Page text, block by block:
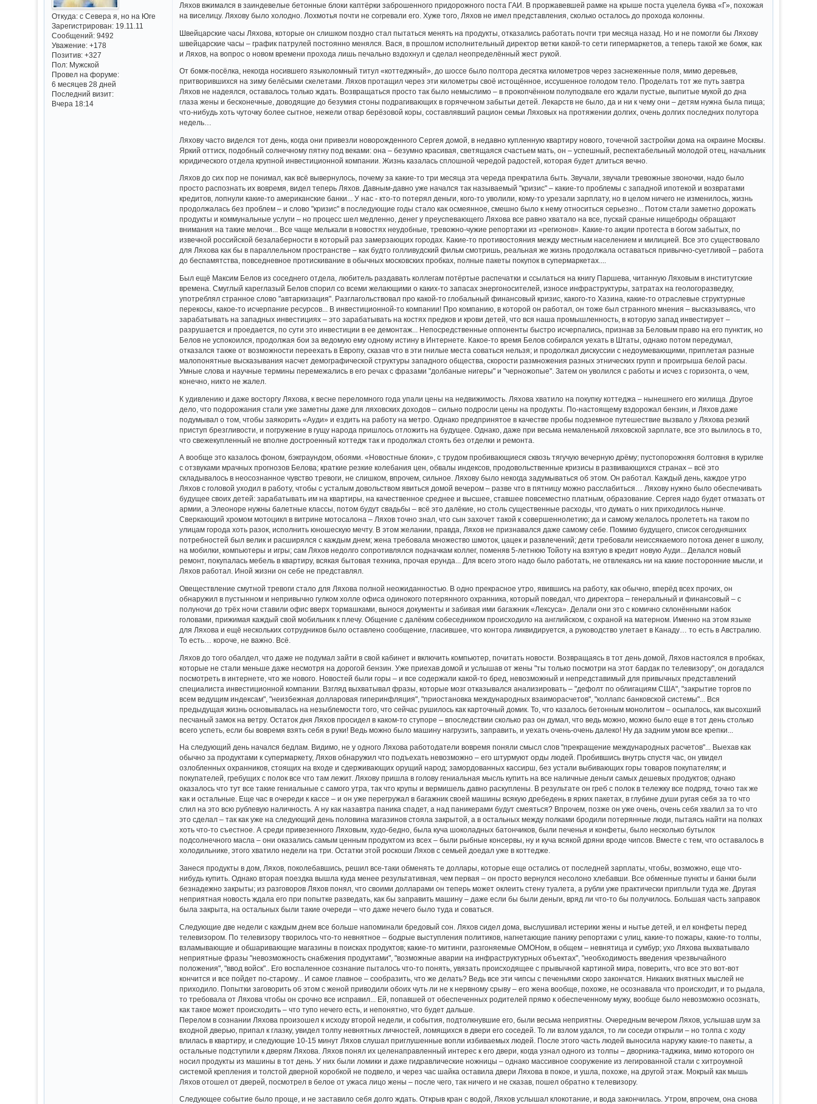
Откуда:с Севера я, но на Юге
Зарегистрирован: 19.11.11
Сообщений:9492
Уважение: +178
Позитив: +327
Пол:Мужской
Провел на форуме:
6 месяцев 28 дней
Последний визит:
Вчера 18:14
Ляхов вжимался в заиндевелые бетонные блоки каптёрки заброшенного придорожного поста ГАИ. В проржавевшей рамке на крыше поста уцелела буква «Г», похожая
на виселицу. Ляхову было холодно. Лохмотья почти не согревали его. Хуже того, Ляхов не имел представления, сколько осталось до прохода колонны.
Швейцарские часы Ляхова, которые он слишком поздно стал пытаться менять на продукты, отказались работать почти три месяца назад. Но и не помогли бы Ляхову
швейцарские часы – график патрулей постоянно менялся. Вася, в прошлом исполнительный директор ветки какой-то сети гипермаркетов, а теперь такой же бомж, как
и Ляхов, на вопрос о новом времени прохода лишь печально вздохнул и сделал неопределённый жест рукой.
От бомж-посёлка, некогда носившего языколомный титул «коттеджный», до шоссе было полтора десятка километров через заснеженные поля, мимо деревьев,
притворившихся на зиму белёсыми скелетами. Ляхов протащил через эти километры своё истощённое, иссушенное голодом тело. Проделать тот же путь завтра
Ляхов не надеялся, оставалось только ждать. Возвращаться просто так было немыслимо – в прокопчённом полуподвале его ждали пустые, выпитые мукой до дна
глаза жены и бесконечные, доводящие до безумия стоны подрагивающих в горячечном забытьи детей. Лекарств не было, да и ни к чему они – детям нужна была пища;
что-нибудь хоть чуточку более сытное, нежели отвар берёзовой коры, составлявший рацион семьи Ляховых на протяжении долгих, очень долгих последних полутора
недель…
Ляхову часто виделся тот день, когда они привезли новорожденного Сергея домой, в недавно купленную квартиру нового, точечной застройки дома на окраине Москвы.
Яркий оттиск, подобный солнечному пятну под веками: она – безумно красивая, светящаяся счастьем мать, он – успешный, респектабельный молодой отец, начальник
юридического отдела крупной инвестиционной компании. Жизнь казалась сплошной чередой радостей, которая будет длиться вечно.
Ляхов до сих пор не понимал, как всё вывернулось, почему за какие-то три месяца эта череда прекратила быть. Звучали, звучали тревожные звоночки, надо было
просто распознать их вовремя, видел теперь Ляхов. Давным-давно уже начался так называемый "кризис" – какие-то проблемы с западной ипотекой и возвратами
кредитов, лопнули какие-то американские банки... У нас - кто-то потерял деньги, кого-то уволили, кому-то урезали зарплату, но в целом ничего не изменилось, жизнь
продолжалась без проблем – и слово "кризис" в последующие годы стало как осмеянное, смешно было к нему относиться серьезно... Потом стали заметно дорожать
продукты и коммунальные услуги – но процесс шел медленно, денег у преуспевающего Ляхова все равно хватало на все, пускай сраные нищеброды обращают
внимания на такие мелочи... Все чаще мелькали в новостях неудобные, тревожно-чужие репортажи из «регионов». Какие-то акции протеста в богом забытых, по
извечной российской безалаберности в который раз замерзающих городах. Какие-то противостояния между местным населением и милицией. Все это существовало
для Ляхова как бы в параллельном пространстве – как будто голливудский фильм смотришь, реальная же жизнь продолжала оставаться привычно-суетливой – работа
до беспамятства, повседневное протискивание в обычных московских пробках, полные пакеты покупок в супермаркетах....
Был ещё Максим Белов из соседнего отдела, любитель раздавать коллегам потёртые распечатки и ссылаться на книгу Паршева, читанную Ляховым в институтские
времена. Смуглый кареглазый Белов спорил со всеми желающими о каких-то запасах энергоносителей, износе инфраструктуры, затратах на геологоразведку,
употреблял странное слово "автаркизация". Разглагольствовал про какой-то глобальный финансовый кризис, какого-то Хазина, какие-то отраслевые структурные
перекосы, какое-то исчерпание ресурсов... В инвестиционной-то компании! Про компанию, в которой он работал, он тоже был странного мнения – высказываясь, что
зарабатывать на западных инвестициях – это зарабатывать на костях предков и крови детей, что вся наша промышленность, в которую запад инвестирует –
разрушается и проедается, по сути это инвестиции в ее демонтаж... Непосредственные оппоненты быстро исчерпались, признав за Беловым право на его пунктик, но
Белов не успокоился, продолжая бои за ведомую ему одному истину в Интернете. Какое-то время Белов собирался уехать в Штаты, однако потом передумал,
отказался также от возможности переехать в Европу, сказав что в эти гнилые места соваться нельзя; и продолжал дискуссии с недоумевающими, приплетая разные
малопонятные высказывания насчет демографической структуры западного общества, скорости размножения разных этнических групп и проигрыша белой расы.
Умные слова и научные термины перемежались в его речах с фразами "долбаные нигеры" и "черножопые". Затем он уволился с работы и исчез с горизонта, о чем,
конечно, никто не жалел.
К удивлению и даже восторгу Ляхова, к весне переломного года упали цены на недвижимость. Ляхова хватило на покупку коттеджа – нынешнего его жилища. Другое
дело, что подорожания стали уже заметны даже для ляховских доходов – сильно подросли цены на продукты. По-настоящему вздорожал бензин, и Ляхов даже
подумывал о том, чтобы заякорить «Ауди» и ездить на работу на метро. Однако предпринятое в качестве пробы подземное путешествие вызвало у Ляхова резкий
приступ брезгливости, и погружение в гущу народа пришлось отложить на будущее. Однако, даже при весьма немаленькой ляховской зарплате, все это вылилось в то,
что свежекупленный не вполне достроенный коттедж так и продолжал стоять без отделки и ремонта.
А вообще это казалось фоном, бэкграундом, обоями. «Новостные блоки», с трудом пробивающиеся сквозь тягучую вечерную дрёму; пустопорожняя болтовня в курилке
с отзвуками мрачных прогнозов Белова; краткие резкие колебания цен, обвалы индексов, продовольственные кризисы в развивающихся странах – всё это
складывалось в неосознанное чувство тревоги, не слишком, впрочем, сильное. Ляхову было некогда задумываться об этом. Он работал. Каждый день, каждое утро
Ляхов с головой уходил в работу, чтобы с усталым довольством явиться домой вечером – разве что в пятницу можно расслабиться… Ляхову нужно было обеспечивать
будущее своих детей: зарабатывать им на квартиры, на качественное среднее и высшее, ставшее повсеместно платным, образование. Сергея надо будет отмазать от
армии, а Элеоноре нужны балетные классы, потом будут свадьбы – всё это далёкие, но столь существенные расходы, что думать о них приходилось нынче.
Сверкающий хромом мотоцикл в витрине мотосалона – Ляхов точно знал, что сын захочет такой к совершеннолетию; да и самому желалось пролететь на таком по
улицам города хоть разок, исполнить юношескую мечту. В этом желании, правда, Ляхов не признавался даже самому себе. Помимо будущего, список сегодняшних
потребностей был велик и расширялся с каждым днем; жена требовала множество шмоток, цацек и развлечений; дети требовали неиссякаемого потока денег в школу,
на мобилки, компьютеры и игры; сам Ляхов недолго сопротивлялся подначкам коллег, поменяв 5-летнюю Тойоту на взятую в кредит новую Ауди... Делался новый
ремонт, покупалась мебель в квартиру, всякая бытовая техника, прочая ерунда... Для всего этого надо было работать, не отвлекаясь ни на какие посторонние мысли, и
Ляхов работал. Иной жизни он себе не представлял.
Овеществление смутной тревоги стало для Ляхова полной неожиданностью. В одно прекрасное утро, явившись на работу, как обычно, вперёд всех прочих, он
обнаружил в пустынном и непривычно гулком холле офиса одинокого потерянного охранника, который поведал, что директора – генеральный и финансовый – с
полуночи до трёх ночи ставили офис вверх тормашками, вынося документы и забивая ими багажник «Лексуса». Делали они это с комично склонёнными набок
головами, прижимая каждый свой мобильник к плечу. Общение с далёким собеседником происходило на английском, с охраной на матерном. Именно на этом языке
для Ляхова и ещё нескольких сотрудников было оставлено сообщение, гласившее, что контора ликвидируется, а руководство улетает в Канаду… то есть в Австралию.
То есть… короче, не важно. Всё.
Ляхов до того обалдел, что даже не подумал зайти в свой кабинет и включить компьютер, почитать новости. Возвращаясь в тот день домой, Ляхов настоялся в пробках,
которые не стали меньше даже несмотря на дорогой бензин. Уже приехав домой и услышав от жены "ты только посмотри на этот бардак по телевизору", он догадался
посмотреть в интернете, что же нового. Новостей были горы – и все содержали какой-то бред, невозможный и непредставимый для привычных представлений
специалиста инвестиционной компании. Взгляд выхватывал фразы, которые мозг отказывался анализировать – "дефолт по облигациям США", "закрытие торгов по
всем ведущим индексам", "неизбежная долларовая гиперинфляция", "приостановка международных взаиморасчетов", "коллапс банковской системы"... Вся
предыдущая жизнь основывалась на незыблемости того, что сейчас рушилось как карточный домик. То, что казалось бетонным монолитом – осыпалось, как высохший
песчаный замок на ветру. Остаток дня Ляхов просидел в каком-то ступоре – впоследствии сколько раз он думал, что ведь можно, можно было еще в тот день столько
всего успеть, если бы вовремя взять себя в руки! Ведь можно было машину нагрузить, заправить, и уехать очень-очень далеко! Ну да задним умом все крепки...
На следующий день начался бедлам. Видимо, не у одного Ляхова работодатели вовремя поняли смысл слов "прекращение международных расчетов"... Выехав как
обычно за продуктами к супермаркету, Ляхов обнаружил что подъехать невозможно – его штурмуют орды людей. Пробившись внутрь спустя час, он увидел
озлобленных охранников, стоящих на входе и сдерживающих орущий народ; замордованных кассирш, без устали выбивающих горы товаров покупателям; и
покупателей, гребущих с полок все что там лежит. Ляхову пришла в голову гениальная мысль купить на все наличные деньги самых дешевых продуктов; однако
оказалось что тут все такие гениальные с самого утра, так что крупы и вермишель давно раскуплены. В результате он греб с полок в тележку все подряд, точно так же
как и остальные. Еще час в очереди к кассе – и он уже перегружал в багажник своей машины всякую дребедень в ярких пакетах, в глубине души ругая себя за то что
слил на это всю рублевую наличность. А ну как назавтра паника спадет, а над паникерами будут смеяться? Впрочем, позже он уже очень, очень себя хвалил за то что
это сделал – так как уже на следующий день половина магазинов стояла закрытой, а в остальных между полками бродили потерянные люди, пытаясь найти на полках
хоть что-то съестное. А среди привезенного Ляховым, худо-бедно, была куча шоколадных батончиков, были печенья и конфеты, было несколько бутылок
подсолнечного масла – они оказались самым ценным продуктом из всех – были рыбные консервы, ну и куча всякой дряни вроде чипсов. Вместе с тем, что оставалось в
холодильнике, этого хватило недели на три. Остатки этой роскоши Ляхов с семьей доедал уже в коттедже.
Занеся продукты в дом, Ляхов, поколебавшись, решил все-таки обменять те доллары, которые еще остались от последней зарплаты, чтобы, возможно, еще что-
нибудь купить. Однако вторая поездка вышла куда менее результативная, чем первая – он просто вернулся несолоно хлебавши. Все обменные пункты и банки были
безнадежно закрыты; из разговоров Ляхов понял, что своими долларами он теперь может оклеить стену туалета, а рубли уже практически приплыли туда же. Другая
неприятная новость ждала его при попытке разведать, как бы заправить машину – даже если бы были деньги, вряд ли что-то бы получилось. Большая часть заправок
была закрыта, на остальных были такие очереди – что даже нечего было туда и соваться.
Следующие две недели с каждым днем все больше напоминали бредовый сон. Ляхов сидел дома, выслушивал истерики жены и нытье детей, и ел конфеты перед
телевизором. По телевизору творилось что-то невнятное – бодрые выступления политиков, нагнетающие панику репортажи с улиц, какие-то пожары, какие-то толпы,
взламывающие и обшаривающие магазины в поисках продуктов; какие-то митинги, разгоняемые ОМОНом, в общем – невнятица и сумбур; ухо Ляхова выхватывало
неприятные фразы "невозможность снабжения продуктами", "возможные аварии на инфраструктурных объектах", "необходимость введения чрезвычайного
положения", "ввод войск".. Его воспаленное сознание пыталось что-то понять, увязать происходящее с прывычной картиной мира, поверить, что все это вот-вот
кончится и все пойдет по-старому... И самое главное – сообразить, что же делать? Ведь все эти чипсы с печеньями скоро закончатся. Никаких внятных мыслей не
приходило. Попытки заговорить об этом с женой приводили обоих чуть ли не к нервному срыву – его жена вообще, похоже, не осознавала что происходит, и то рыдала,
то требовала от Ляхова чтобы он срочно все исправил... Ей, попавшей от обеспеченных родителей прямо к обеспеченному мужу, вообще было невозможно осознать,
как такое может происходить – что тупо нечего есть, и непонятно, что будет дальше.
Перелом в сознании Ляхова произошел к исходу второй недели, и события, подтолкнувшие его, были весьма неприятны. Очередным вечером Ляхов, услышав шум за
входной дверью, припал к глазку, увидел толпу невнятных личностей, ломящихся в двери его соседей. То ли взлом удался, то ли соседи открыли – но толпа с ходу
влилась в квартиру, и следующие 10-15 минут Ляхов слушал приглушенные вопли избиваемых людей. После этого часть людей выносила наружу какие-то пакеты, а
остальные подступили к дверям Ляхова. Ляхов понял их целенаправленный интерес к его двери, когда узнал одного из толпы – дворника-таджика, мимо которого он
носил продукты из машины в тот день. У них были ломики и даже гидравлические ножницы – однако массивное сооружение из легированной стали с хитроумной
системой крепления и толстой дверной коробкой не подвело, и через час шайка оставила двери Ляхова в покое, и ушла, похоже, на другой этаж. Мокрый как мышь
Ляхов отошел от дверей, посмотрел в белое от ужаса лицо жены – после чего, так ничего и не сказав, пошел обратно к телевизору.
Следующее событие было проще, и не заставило себя долго ждать. Открыв кран с водой, Ляхов услышал клокотание, и вода закончилась. Утром, впрочем, она снова